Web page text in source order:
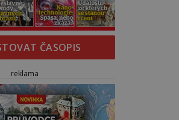
ČASOPIS
reklama